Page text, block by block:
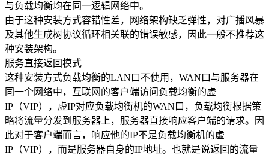
与负载均衡均在同一逻辑网络中。
由于这种安装方式容错性差，网络架构缺乏弹性，对广播风暴
及其他生成树协议循环相关联的错误敏感，因此一般不推荐这
种安装架构。
服务直接返回模式
这种安装方式负载均衡的LAN口不使用，WAN口与服务器在
同一个网络中，互联网的客户端访问负载均衡的虚
IP（VIP），虚IP对应负载均衡机的WAN口，负载均衡根据策
略将流量分发到服务器上，服务器直接响应客户端的请求。因
此对于客户端而言，响应他的IP不是负载均衡机的虚
IP（VIP），而是服务器自身的IP地址。也就是说返回的流量